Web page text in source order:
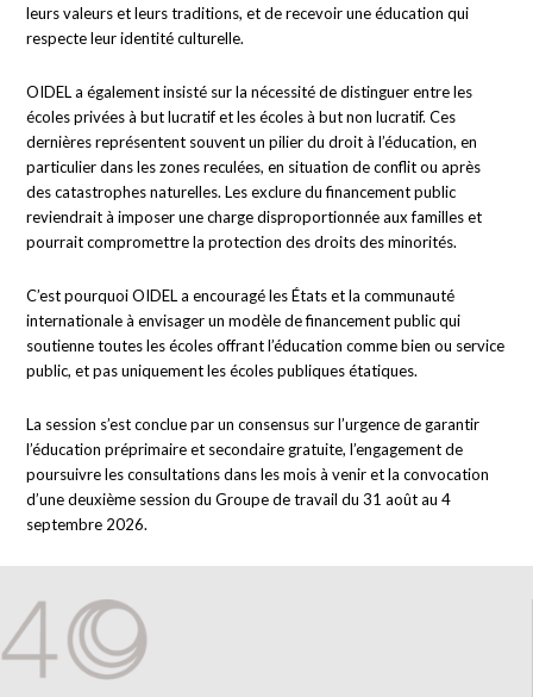
leurs valeurs et leurs traditions, et de recevoir une éducation qui
respecte leur identité culturelle.
OIDEL a également insisté sur la nécessité de distinguer entre les
écoles privées à but lucratif et les écoles à but non lucratif. Ces
dernières représentent souvent un pilier du droit à l’éducation, en
particulier dans les zones reculées, en situation de conflit ou après
des catastrophes naturelles. Les exclure du financement public
reviendrait à imposer une charge disproportionnée aux familles et
pourrait compromettre la protection des droits des minorités.
C’est pourquoi OIDEL a encouragé les États et la communauté
internationale à envisager un modèle de financement public qui
soutienne toutes les écoles offrant l’éducation comme bien ou service
public, et pas uniquement les écoles publiques étatiques.
La session s’est conclue par un consensus sur l’urgence de garantir
l’éducation préprimaire et secondaire gratuite, l’engagement de
poursuivre les consultations dans les mois à venir et la convocation
d’une deuxième session du Groupe de travail du 31 août au 4
septembre 2026.